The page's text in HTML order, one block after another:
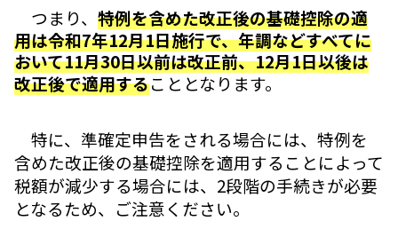
つまり、 特例を含めた改正後の基礎控除の適
用は令和7年12月1日施行で、年調などすべてに
おいて11月30日以前は改正前、12月1日以後は
改正後で適用することとなります。
特に、準確定申告をされる場合には、特例を
含めた改正後の基礎控除を適用することによって
税額が減少する場合には、2段階の手続きが必要
となるため、ご注意ください。